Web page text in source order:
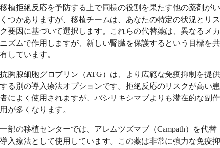
移植拒絶反応を予防する上で同様の役割を果たす他の薬剤がい
くつかありますが、移植チームは、あなたの特定の状況とリス
ク要因に基づいて選択します。これらの代替薬は、異なるメカ
ニズムで作用しますが、新しい腎臓を保護するという目標を共
有しています。
抗胸腺細胞グロブリン（ATG）は、より広範な免疫抑制を提供
する別の導入療法オプションです。拒絶反応のリスクが高い患
者によく使用されますが、バシリキシマブよりも潜在的な副作
用が多くなります。
一部の移植センターでは、アレムツズマブ（Campath）を代替
導入療法として使用しています。この薬は非常に強力な免疫抑